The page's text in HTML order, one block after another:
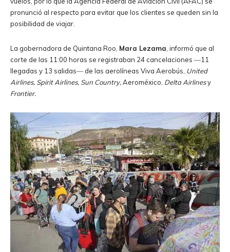
pronunció al respecto para evitar que los clientes se queden sin la
posibilidad de viajar.
La gobernadora de Quintana Roo, Mara Lezama , informó que al
corte de las 11:00 horas se registraban 24 cancelaciones ―11
llegadas y 13 salidas― de las aerolíneas Viva Aerobús, United
Airlines, Spirit Airlines, Sun Country,Aeroméxico, Delta Airlinesy
Frontier.